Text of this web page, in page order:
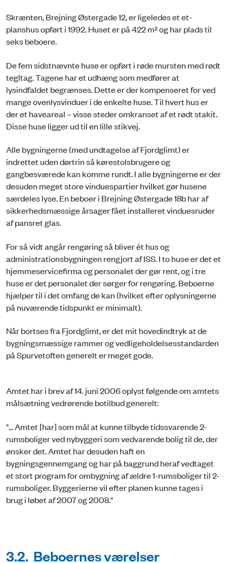
Skrænten, Brejning Østergade 12, er ligeledes et et-
planshus opført i 1992. Huset er på 422 m² og har plads til
seks beboere.
De fem sidstnævnte huse er opført i røde mursten med rødt
tegltag. Tagene har et udhæng som medfører at
lysindfaldet begrænses. Dette er der kompenseret for ved
mange ovenlysvinduer i de enkelte huse. Til hvert hus er
der et haveareal – visse steder omkranset af et rødt stakit.
Disse huse ligger ud til en lille stikvej.
Alle bygningerne (med undtagelse af Fjordglimt) er
indrettet uden dørtrin så kørestolsbrugere og
gangbesværede kan komme rundt. I alle bygningerne er der
desuden meget store vinduespartier hvilket gør husene
særdeles lyse. En beboer i Brejning Østergade 18b har af
sikkerhedsmæssige årsager fået installeret vinduesruder
af pansret glas.
For så vidt angår rengøring så bliver ét hus og
administrationsbygningen rengjort af ISS. I to huse er det et
hjemmeservicefirma og personalet der gør rent, og i tre
huse er det personalet der sørger for rengøring. Beboerne
hjælper til i det omfang de kan (hvilket efter oplysningerne
på nuværende tidspunkt er minimalt).
Når bortses fra Fjordglimt, er det mit hovedindtryk at de
bygningsmæssige rammer og vedligeholdelsesstandarden
på Spurvetoften generelt er meget gode.
Amtet har i brev af 14. juni 2006 oplyst følgende om amtets
målsætning vedrørende botilbud generelt:
"... Amtet [har] som mål at kunne tilbyde tidssvarende 2-
rumsboliger ved nybyggeri som vedvarende bolig til de, der
ønsker det. Amtet har desuden haft en
bygningsgennemgang og har på baggrund heraf vedtaget
et stort program for ombygning af ældre 1-rumsboliger til 2-
rumsboliger. Byggerierne vil efter planen kunne tages i
brug i løbet af 2007 og 2008."
3.2. Beboernes værelser